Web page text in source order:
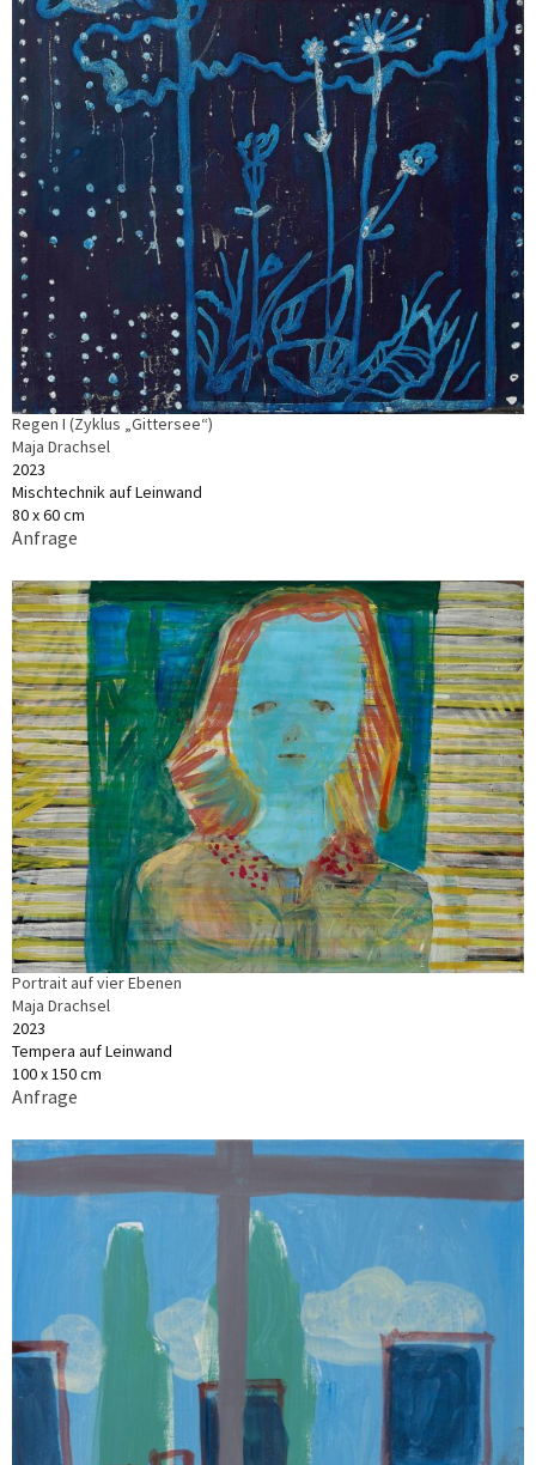
Regen I (Zyklus „Gittersee“)
Maja Drachsel
2023
Mischtechnik auf Leinwand
80 x 60 cm
Anfrage
Portrait auf vier Ebenen
Maja Drachsel
2023
Tempera auf Leinwand
100 x 150 cm
Anfrage